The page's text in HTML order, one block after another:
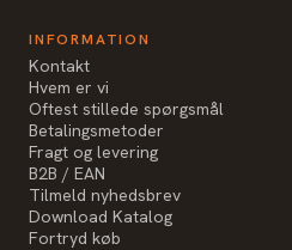
INFORMATION
Kontakt
Hvem er vi
Oftest stillede spørgsmål
Betalingsmetoder
Fragt og levering
B2B / EAN
Tilmeld nyhedsbrev
Download Katalog
Fortryd køb